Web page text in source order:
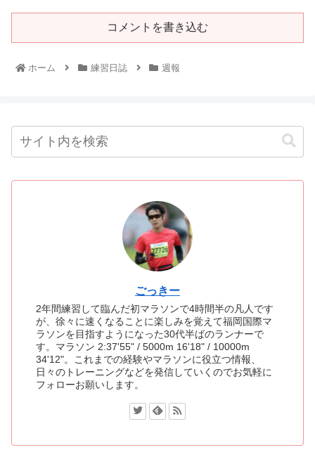
コメントを書き込む
ホーム 練習日誌 週報
ごっきー
2年間練習して臨んだ初マラソンで4時間半の凡人です
が、徐々に速くなることに楽しみを覚えて福岡国際マ
ラソンを目指すようになった30代半ばのランナーで
す。マラソン 2:37'55" / 5000m 16'18" / 10000m
34'12"。これまでの経験やマラソンに役立つ情報、
日々のトレーニングなどを発信していくのでお気軽に
フォローお願いします。